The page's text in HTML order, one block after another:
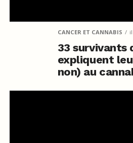
CANCER ET CANNABIS
33 survivants
expliquent
non) au